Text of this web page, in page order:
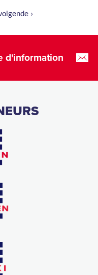
›
d'information